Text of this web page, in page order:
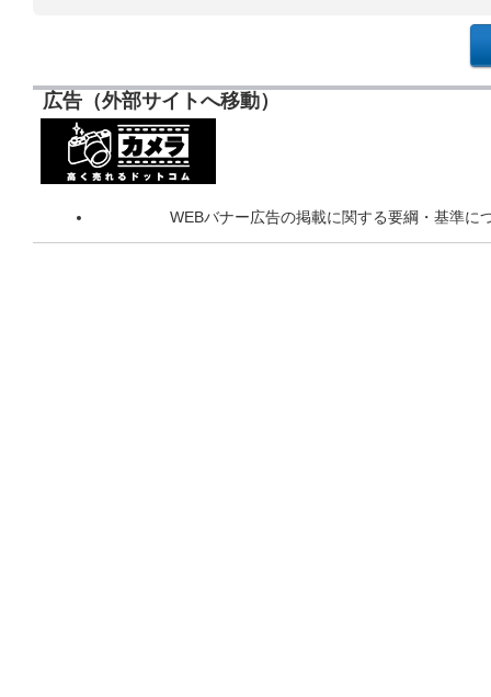
広告（外部サイトへ移動）
WEBバナー広告の掲載に関する要綱・基準に